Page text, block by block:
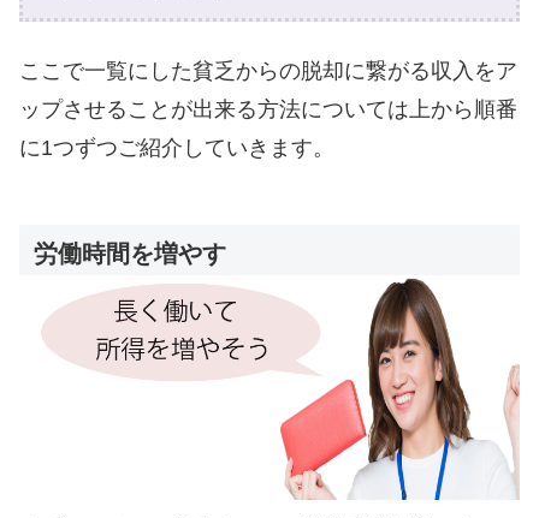
ここで一覧にした貧乏からの脱却に繋がる収入をア
ップさせることが出来る方法については上から順番
に1つずつご紹介していきます。
労働時間を増やす